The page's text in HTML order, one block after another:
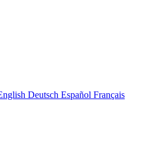
Deutsch Español Français